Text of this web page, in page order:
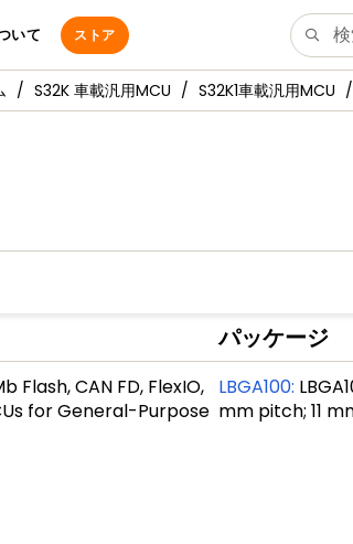
いて ストア
S32K 車載汎用MCU S32K1車載汎用MCU
Flash, CAN FD, FlexIO,
for General-Purpose
パッケージ
LBGA100:
mm pitch; 11